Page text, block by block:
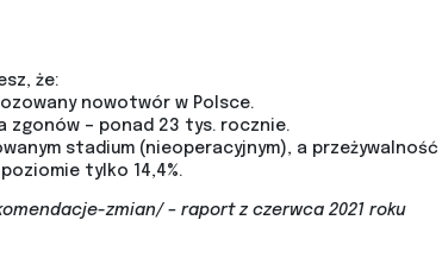
że:
nowotwór w Polsce.
zgonów – ponad 23 tys. rocznie.
stadium (nieoperacyjnym), a przeżywalność
tylko 14,4%.
zmian/ – raport z czerwca 2021 roku